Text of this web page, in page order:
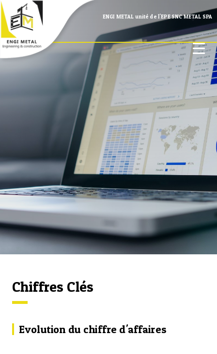
ENGI METAL unité de l'EPE SNC METAL SPA
Chiffres Clés
Evolution du chiffre d'affaires